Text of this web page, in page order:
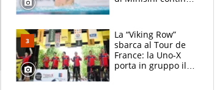
mirino
La “Viking Row”
sbarca al Tour de
France: la Uno-X
porta in gruppo il